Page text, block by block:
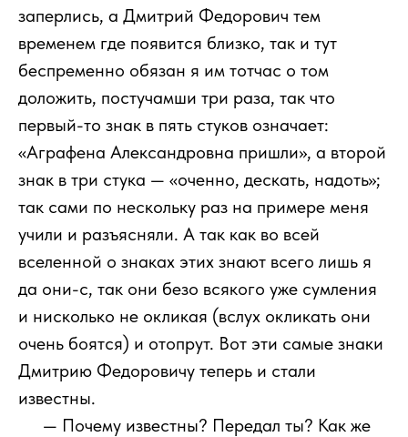
заперлись, а Дмитрий Федорович тем
временем где появится близко, так и тут
беспременно обязан я им тотчас о том
доложить, постучамши три раза, так что
первый-то знак в пять стуков означает:
«Аграфена Александровна пришли», а второй
знак в три стука — «оченно, дескать, надоть»;
так сами по нескольку раз на примере меня
учили и разъясняли. А так как во всей
вселенной о знаках этих знают всего лишь я
да они-с, так они безо всякого уже сумления
и нисколько не окликая (вслух окликать они
очень боятся) и отопрут. Вот эти самые знаки
Дмитрию Федоровичу теперь и стали
известны.
— Почему известны? Передал ты? Как же